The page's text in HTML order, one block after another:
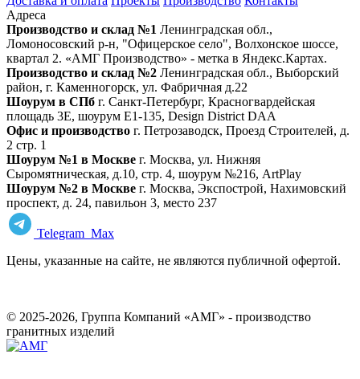
Адреса
Производство и склад №1 Ленинградская обл.,
Ломоносовский р-н, "Офицерское село", Волхонское шоссе,
квартал 2. «АМГ Производство» - метка в Яндекс.Картах.
Производство и склад №2 Ленинградская обл., Выборский
район, г. Каменногорск, ул. Фабричная д.22
Шоурум в СПб г. Санкт‑Петербург, Красногвардейская
площадь 3Е, шоурум Е1-135, Design District DAA
Офис и производство г. Петрозаводск, Проезд Строителей, д.
2 стр. 1
Шоурум №1 в Москве г. Москва, ул. Нижняя
Сыромятническая, д.10, стр. 4, шоурум №216, ArtPlay
Шоурум №2 в Москве г. Москва, Экспострой, Нахимовский
проспект, д. 24, павильон 3, место 237
Telegram Max
Цены, указанные на сайте, не являются публичной офертой.
© 2025-2026, Группа Компаний «АМГ» - производство
гранитных изделий